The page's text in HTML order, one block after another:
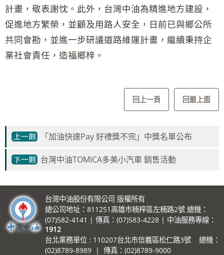
計畫，敬表謝忱。此外，台灣中油為精進地方建設，
促進地方繁榮，並顧及用路人安全，日前已與鄉公所
共同會勘，並進一步研議道路維運計畫，繼續秉持企
業社會責任，造福鄉梓。
回上一頁 回最上面
「加油快速Pay 好禮獎不完」中獎名單公布
台灣中油TOMICA多美小汽車 銷售活動
台灣中油股份有限公司 版權所有
總公司地址：811251高雄市楠梓區左楠路2號 總機：
(07)582-4141 | 傳真：(07)583-4228 | 中油服務專線：
1912
台北業務單位 : 110207台北市信義區松仁路3號 總機：
(02)8789-8989 | 傳真：(02)8789-9000